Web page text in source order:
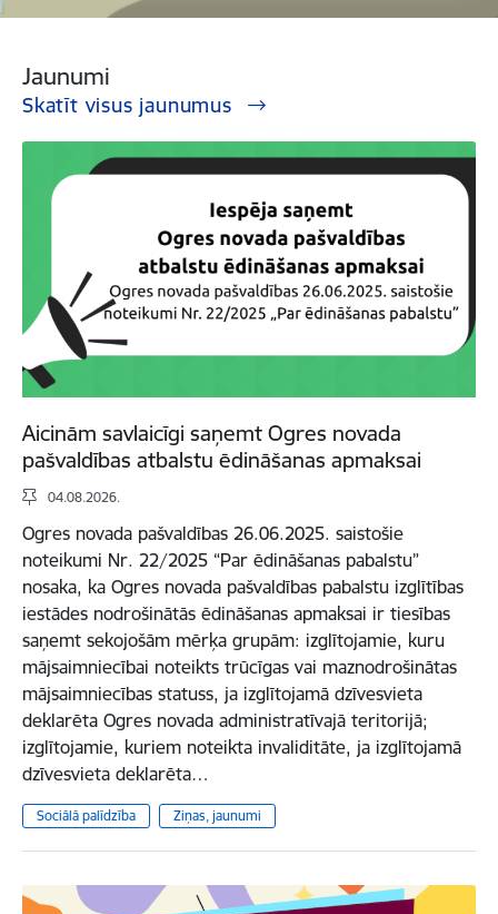
Jaunumi
Skatīt visus jaunumus
Aicinām savlaicīgi saņemt Ogres novada
pašvaldības atbalstu ēdināšanas apmaksai
04.08.2026.
Ogres novada pašvaldības 26.06.2025. saistošie
noteikumi Nr. 22/2025 “Par ēdināšanas pabalstu”
nosaka, ka Ogres novada pašvaldības pabalstu izglītības
iestādes nodrošinātās ēdināšanas apmaksai ir tiesības
saņemt sekojošām mērķa grupām: izglītojamie, kuru
mājsaimniecībai noteikts trūcīgas vai maznodrošinātas
mājsaimniecības statuss, ja izglītojamā dzīvesvieta
deklarēta Ogres novada administratīvajā teritorijā;
izglītojamie, kuriem noteikta invaliditāte, ja izglītojamā
dzīvesvieta deklarēta…
Sociālā palīdzība Ziņas, jaunumi